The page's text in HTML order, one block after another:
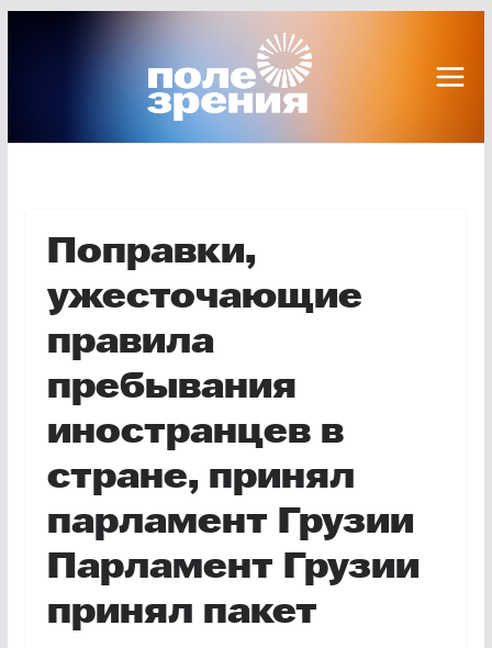
Поправки,
ужесточающие
правила
пребывания
иностранцев в
стране, принял
парламент Грузии
Парламент Грузии
принял пакет